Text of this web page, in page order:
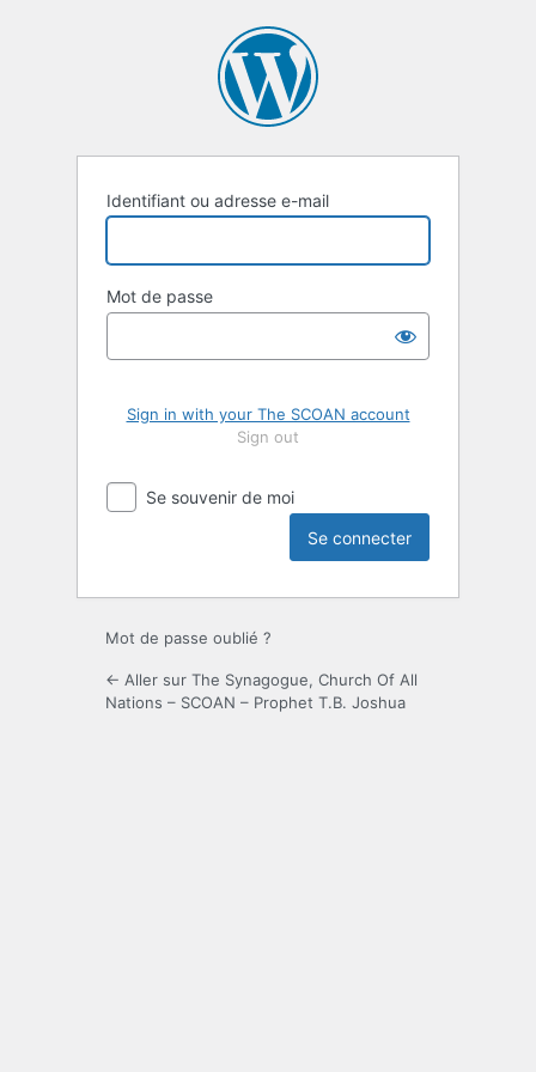
Identifiant ou adresse e-mail
Mot de passe
Sign in with your The SCOAN account
Sign out
Se souvenir de moi
Mot de passe oublié ?
← Aller sur The Synagogue, Church Of All
Nations – SCOAN – Prophet T.B. Joshua